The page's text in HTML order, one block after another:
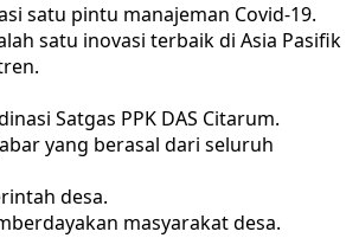
satu pintu manajeman Covid-19.
satu inovasi terbaik di Asia Pasifik
Satgas PPK DAS Citarum.
yang berasal dari seluruh
desa.
masyarakat desa.